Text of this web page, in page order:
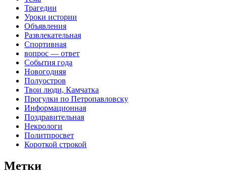
Трагедии
Уроки истории
Объявления
Развлекательная
Спортивная
вопрос — ответ
События года
Новогодняя
Полуостров
Твои люди, Камчатка
Прогулки по Петропавловску
Информационная
Поздравительная
Некрологи
Политпросвет
Короткой строкой
Метки